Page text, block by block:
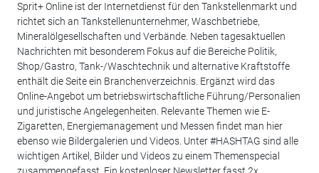
Sprit+ Online ist der Internetdienst für den Tankstellenmarkt und
richtet sich an Tankstellenunternehmer, Waschbetriebe,
Mineralölgesellschaften und Verbände. Neben tagesaktuellen
Nachrichten mit besonderem Fokus auf die Bereiche Politik,
Shop/Gastro, Tank-/Waschtechnik und alternative Kraftstoffe
enthält die Seite ein Branchenverzeichnis. Ergänzt wird das
Online-Angebot um betriebswirtschaftliche Führung/Personalien
und juristische Angelegenheiten. Relevante Themen wie E-
Zigaretten, Energiemanagement und Messen findet man hier
ebenso wie Bildergalerien und Videos. Unter #HASHTAG sind alle
wichtigen Artikel, Bilder und Videos zu einem Themenspecial